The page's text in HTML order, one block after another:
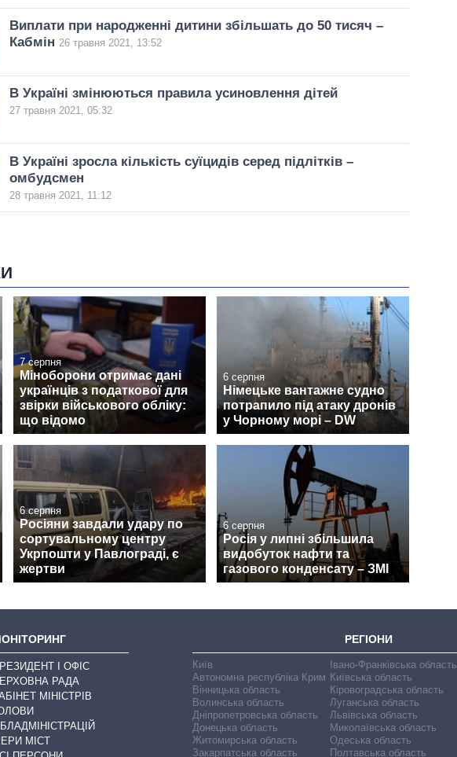
Виплати при народженні дитини збільшать до 50 тисяч –
Кабмін 26 травня 2021, 13:52
В Україні змінюються правила усиновлення дітей
27 травня 2021, 05:32
В Україні зросла кількість суїцидів серед підлітків –
омбудсмен
28 травня 2021, 11:12
7 серпня
Міноборони отримає дані
українців з податкової для
звірки військового обліку:
що відомо
6 серпня
Німецьке вантажне судно
потрапило під атаку дронів
у Чорному морі – DW
6 серпня
Росіяни завдали удару по
сортувальному центру
Укрпошти у Павлограді, є
жертви
6 серпня
Росія у липні збільшила
видобуток нафти та
газового конденсату – ЗМІ
І ОФІС
РАДА
МІНІСТРІВ
МІСТ
РЕГІОНИ
Київ
Автономна республіка Крим
Вінницька область
Волинська область
Дніпропетровська область
Донецька область
Житомирська область
Закарпатська область
Івано-Франківська область
Київська область
Кіровоградська область
Луганська область
Львівська область
Миколаївська область
Одеська область
Полтавська область